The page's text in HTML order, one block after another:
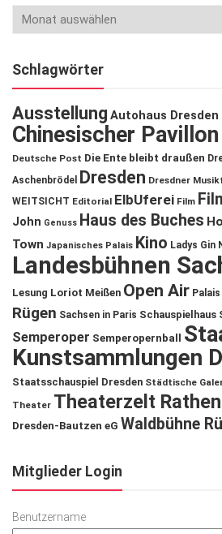
Schlagwörter
Ausstellung Autohaus Dresden
Chinesischer
Deutsche Post Die Ente bleibt draußen
Aschenbrödel
Dresden Dresdner
WEITSICHT Editorial ElbUferei Film
John Genuss Haus des Buches
Town Japanisches Palais Kino Ladys Gin
Landesbühnen
Lesung Loriot Meißen Open Air
Rügen Sachsen in Paris Schauspielhaus
Semperoper Semperopernball
Kunstsammlungen
Staatsschauspiel Dresden Städtische
Theater Theaterzelt Rathen
Dresden-Bautzen eG Waldbühne
Mitglieder Login
Benutzername